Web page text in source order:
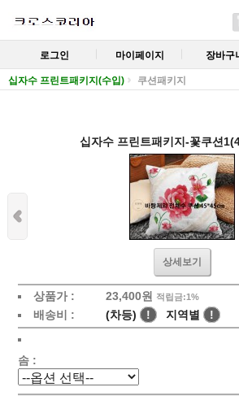
로그인 마이페이지 장바구
십자수 프린트패키지(수입) 쿠션패키지
십자수 프린트패키지-꽃쿠션
상세보기
상품가 : 23,400원 적립금:1%
배송비 : (차등) ! 지역별 !
솜 :